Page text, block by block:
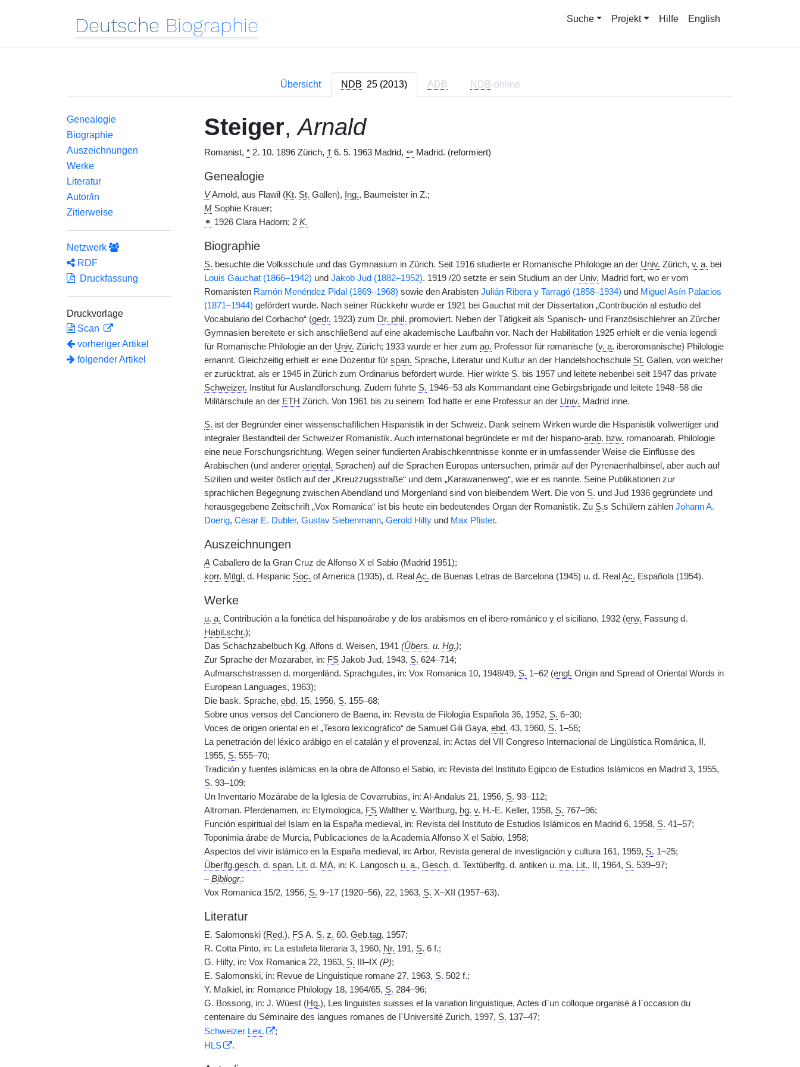
Deutsche Biographie Suche Projekt Hilfe English
Übersicht NDB 25 (2013) ADB NDB-online
Genealogie
Biographie
Auszeichnungen
Werke
Literatur
Autor/in
Zitierweise
Netzwerk
RDF
Druckfassung
Druckvorlage
Scan
vorheriger Artikel
folgender Artikel
Steiger,Arnald
Romanist, *2. 10. 1896 Zürich, †6. 5. 1963 Madrid, ⚰ Madrid. (reformiert)
Genealogie
VArnold, aus Flawil (Kt. St. Gallen), Ing., Baumeister in Z.;
MSophie Krauer;
⚭ 1926 Clara Hadorn; 2 K.
Biographie
S. besuchte die Volksschule und das Gymnasium in Zürich. Seit 1916 studierte er Romanische Philologie an der Univ. Zürich, v. a. bei
Louis Gauchat (1866–1942) und Jakob Jud (1882–1952). 1919 /20 setzte er sein Studium an der Univ. Madrid fort, wo er vom
Romanisten Ramón Menéndez Pidal (1869–1968) sowie den Arabisten Julián Ribera y Tarragó (1858–1934) und Miguel Asín Palacios
(1871–1944) gefördert wurde. Nach seiner Rückkehr wurde er 1921 bei Gauchat mit der Dissertation „Contribución al estudio del
Vocabulario del Corbacho“ (gedr. 1923) zum Dr. phil. promoviert. Neben der Tätigkeit als Spanisch- und Französischlehrer an Zürcher
Gymnasien bereitete er sich anschließend auf eine akademische Laufbahn vor. Nach der Habilitation 1925 erhielt er die venia legendi
für Romanische Philologie an der Univ. Zürich; 1933 wurde er hier zum ao. Professor für romanische (v. a. iberoromanische) Philologie
ernannt. Gleichzeitig erhielt er eine Dozentur für span. Sprache, Literatur und Kultur an der Handelshochschule St. Gallen, von welcher
er zurücktrat, als er 1945 in Zürich zum Ordinarius befördert wurde. Hier wirkte S. bis 1957 und leitete nebenbei seit 1947 das private
Schweizer. Institut für Auslandforschung. Zudem führte S. 1946–53 als Kommandant eine Gebirgsbrigade und leitete 1948–58 die
Militärschule an der ETH Zürich. Von 1961 bis zu seinem Tod hatte er eine Professur an der Univ. Madrid inne.
S. ist der Begründer einer wissenschaftlichen Hispanistik in der Schweiz. Dank seinem Wirken wurde die Hispanistik vollwertiger und
integraler Bestandteil der Schweizer Romanistik. Auch international begründete er mit der hispano-arab. bzw. romanoarab. Philologie
eine neue Forschungsrichtung. Wegen seiner fundierten Arabischkenntnisse konnte er in umfassender Weise die Einflüsse des
Arabischen (und anderer oriental. Sprachen) auf die Sprachen Europas untersuchen, primär auf der Pyrenäenhalbinsel, aber auch auf
Sizilien und weiter östlich auf der „Kreuzzugsstraße“ und dem „Karawanenweg“, wie er es nannte. Seine Publikationen zur
sprachlichen Begegnung zwischen Abendland und Morgenland sind von bleibendem Wert. Die von S. und Jud 1936 gegründete und
herausgegebene Zeitschrift „Vox Romanica“ ist bis heute ein bedeutendes Organ der Romanistik. Zu S.s Schülern zählen Johann A.
Doerig, César E. Dubler, Gustav Siebenmann, Gerold Hiltyund Max Pfister.
Auszeichnungen
A Caballero de la Gran Cruz de Alfonso X el Sabio (Madrid 1951);
korr. Mitgl. d. Hispanic Soc. of America (1935), d. Real Ac. de Buenas Letras de Barcelona (1945) u. d. Real Ac. Española (1954).
Werke
u. a. Contribución a la fonética del hispanoárabe y de los arabismos en el ibero-románico y el siciliano, 1932 (erw. Fassung d.
Habil.schr.);
Das Schachzabelbuch Kg. Alfons d. Weisen, 1941 (Übers. u. Hg.);
Zur Sprache der Mozaraber, in: FSJakob Jud, 1943, S. 624–714;
Aufmarschstrassen d. morgenländ. Sprachgutes, in: Vox Romanica 10, 1948/49, S. 1–62 (engl. Origin and Spread of Oriental Words in
European Languages, 1963);
Die bask. Sprache, ebd. 15, 1956, S. 155–68;
Sobre unos versos del Cancionero de Baena, in: Revista de Filologïa Española 36, 1952, S. 6–30;
Voces de origen oriental en el „Tesoro lexicográfico“ de Samuel Gili Gaya, ebd. 43, 1960, S. 1–56;
La penetración del léxico arábigo en el catalán y el provenzal, in: Actas del VII Congreso Internacional de Lingüística Románica, II,
1955, S. 555–70;
Tradición y fuentes islámicas en la obra de Alfonso el Sabio, in: Revista del Instituto Egipcio de Estudios Islámicos en Madrid 3, 1955,
S. 93–109;
Un Inventario Mozárabe de la Iglesia de Covarrubias, in: Al-Andalus 21, 1956, S. 93–112;
Altroman. Pferdenamen, in: Etymologica, FSWalther v. Wartburg, hg. v. H.-E. Keller, 1958, S. 767–96;
Función espiritual del Islam en la España medieval, in: Revista del Instituto de Estudios Islámicos en Madrid 6, 1958, S. 41–57;
Toponimia árabe de Murcia, Publicaciones de la Academia Alfonso X el Sabio, 1958;
Aspectos del vivir islámico en la España medieval, in: Arbor, Revista general de investigación y cultura 161, 1959, S. 1–25;
Überlfg.gesch. d. span. Lit. d. MA, in: K. Langosch u. a., Gesch. d. Textüberlfg. d. antiken u. ma. Lit., II, 1964, S. 539–97;
–Bibliogr.:
Vox Romanica 15/2, 1956, S. 9–17 (1920–56), 22, 1963, S. X–XII (1957–63).
Literatur
E. Salomonski (Red.), FSA. S. z. 60. Geb.tag, 1957;
R. Cotta Pinto, in: La estafeta literaria 3, 1960, Nr. 191, S. 6 f.;
G. Hilty, in: Vox Romanica 22, 1963, S. III–IX (P);
E. Salomonski, in: Revue de Linguistique romane 27, 1963, S. 502 f.;
Y. Malkiel, in: Romance Philology 18, 1964/65, S. 284–96;
G. Bossong, in: J. Wüest (Hg.), Les linguistes suisses et la variation linguistique, Actes d`un colloque organisé à l`occasion du
centenaire du Séminaire des langues romanes de l`Université Zurich, 1997, S. 137–47;
Schweizer Lex.
;
HLS
.